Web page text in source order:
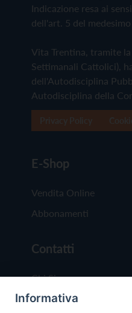
Indicazione resa ai
dell'art. 5 del medesimo
Vita Trentina, tramite
Settimanali Cattolici),
dell'Autodisciplina
Autodisciplina della
E-Shop
Vendita Online
Abbonamenti
Contatti
Chi Siamo
Redazione
Informativa